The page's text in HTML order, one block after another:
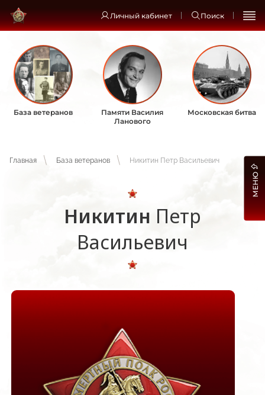
Личный кабинет Поиск
База ветеранов
Памяти Василия
Ланового
Московская битва
Главная База ветеранов Никитин Петр Васильевич
Никитин Петр
Васильевич
МЕНЮ